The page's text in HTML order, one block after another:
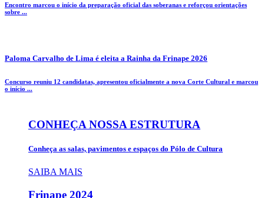
Encontro marcou o início da preparação oficial das soberanas e reforçou orientações
sobre ...
Paloma Carvalho de Lima é eleita a Rainha da Frinape 2026
Concurso reuniu 12 candidatas, apresentou oficialmente a nova Corte Cultural e marcou
o início ...
CONHEÇA NOSSA ESTRUTURA
Conheça as salas, pavimentos e espaços do Pólo de Cultura
SAIBA MAIS
Frinape 2024